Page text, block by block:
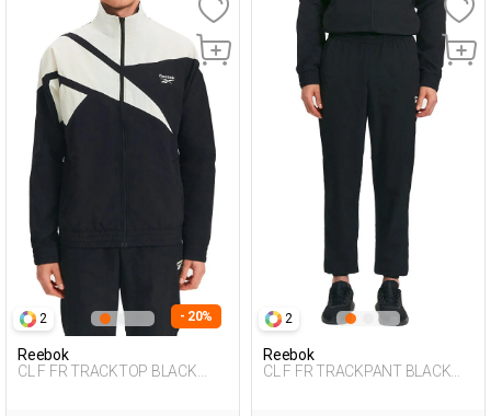
2 - 20%
Reebok
CL F FR TRACKTOP BLACK
2
Reebok
CL F FR TRACKPANT BLACK